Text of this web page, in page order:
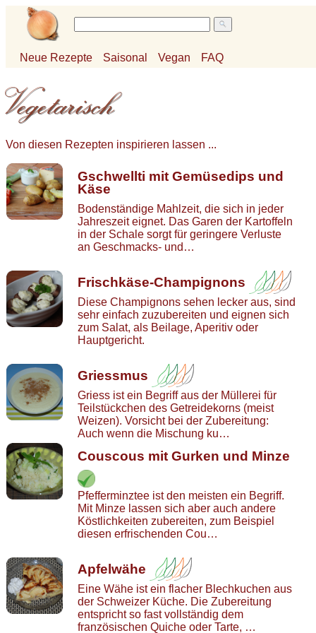
Neue Rezepte Saisonal Vegan FAQ
Von diesen Rezepten inspirieren lassen ...
Gschwellti mit Gemüsedips und
Käse
Bodenständige Mahlzeit, die sich in jeder
Jahreszeit eignet. Das Garen der Kartoffeln
in der Schale sorgt für geringere Verluste
an Geschmacks- und…
Frischkäse-Champignons
Diese Champignons sehen lecker aus, sind
sehr einfach zuzubereiten und eignen sich
zum Salat, als Beilage, Aperitiv oder
Hauptgericht.
Griessmus
Griess ist ein Begriff aus der Müllerei für
Teilstückchen des Getreidekorns (meist
Weizen). Vorsicht bei der Zubereitung:
Auch wenn die Mischung ku…
Couscous mit Gurken und Minze
Pfefferminztee ist den meisten ein Begriff.
Mit Minze lassen sich aber auch andere
Köstlichkeiten zubereiten, zum Beispiel
diesen erfrischenden Cou…
Apfelwähe
Eine Wähe ist ein flacher Blechkuchen aus
der Schweizer Küche. Die Zubereitung
entspricht so fast vollständig dem
französischen Quiche oder Tarte, …